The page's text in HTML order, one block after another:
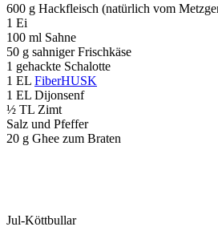
600 g Hackfleisch (natürlich vom
1 Ei
100 ml Sahne
50 g sahniger Frischkäse
1 gehackte Schalotte
1 EL FiberHUSK
1 EL Dijonsenf
½ TL Zimt
Salz und Pfeffer
20 g Ghee zum Braten
Jul-Köttbullar